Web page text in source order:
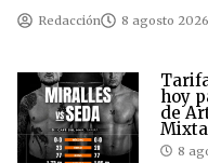
Redacción 8 agosto 2026
hoy
de
8